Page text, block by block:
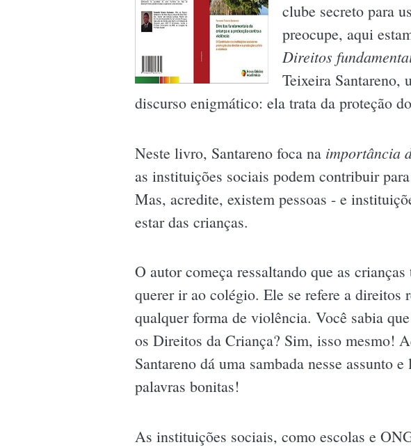
clube secreto para
preocupe, aqui
Direitos
Teixeira Santareno,
discurso enigmático: ela trata da proteção
Neste livro, Santareno foca na importância
as instituições sociais podem contribuir
Mas, acredite, existem pessoas - e
estar das crianças.
O autor começa ressaltando que as
querer ir ao colégio. Ele se refere a direitos
qualquer forma de violência. Você sabia
os Direitos da Criança? Sim, isso mesmo!
Santareno dá uma sambada nesse assunto
palavras bonitas!
As instituições sociais, como escolas e